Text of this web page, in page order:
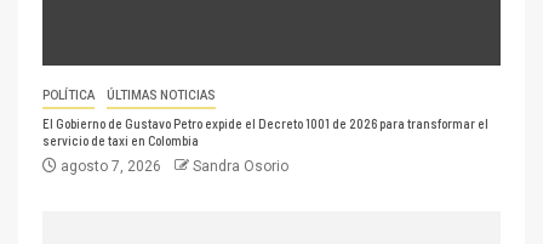
POLÍTICA ÚLTIMAS NOTICIAS
El Gobierno de Gustavo Petro expide el Decreto 1001 de 2026 para transformar el
servicio de taxi en Colombia
agosto 7, 2026 Sandra Osorio